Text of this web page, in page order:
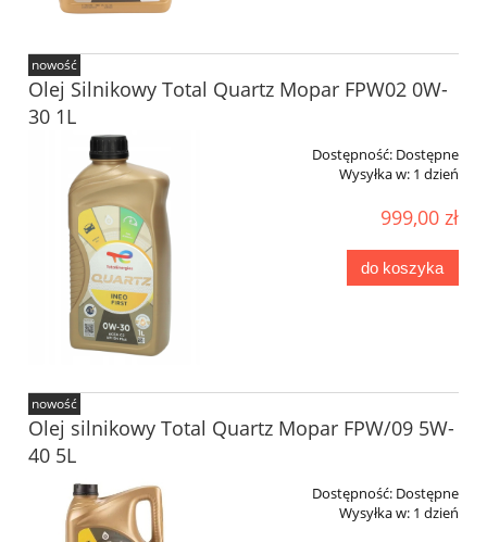
Olej Silnikowy Total Quartz Mopar FPW02 0W-
30 1L
Dostępność: Dostępne
Wysyłka w: 1 dzień
999,00 zł
do koszyka
nowość
Olej silnikowy Total Quartz Mopar FPW/09 5W-
40 5L
Dostępność: Dostępne
Wysyłka w: 1 dzień
nowość